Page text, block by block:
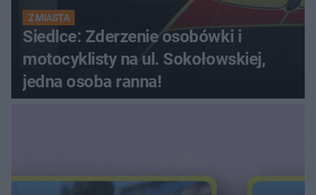
Z MIASTA
Siedlce: Zderzenie osobówki i
motocyklisty na ul. Sokołowskiej,
jedna osoba ranna!